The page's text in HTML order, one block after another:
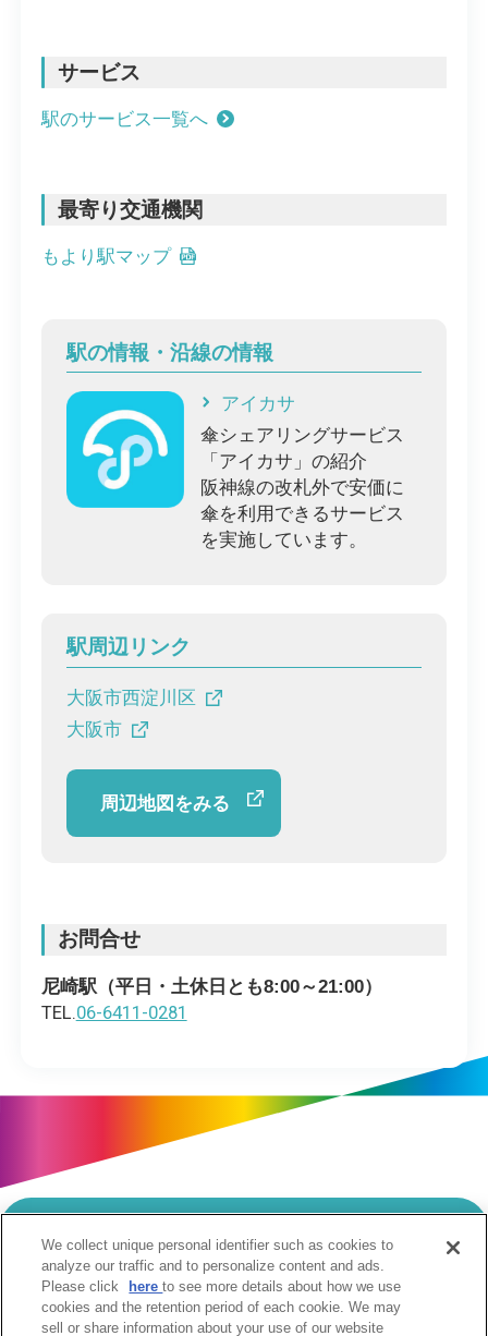
サービス
駅のサービス一覧へ
最寄り交通機関
もより駅マップ
駅の情報・沿線の情報
アイカサ
傘シェアリングサービス
「アイカサ」の紹介
阪神線の改札外で安価に
傘を利用できるサービス
を実施しています。
駅周辺リンク
大阪市西淀川区
大阪市
周辺地図をみる
お問合せ
尼崎駅（平日・土休日とも8:00～21:00）
TEL.06-6411-0281
当サイトのご利用にあたって
個人情報の取扱いについて
Cookie設定について
ソーシャルメディア利用規約
We collect unique personal identifier such as cookies to
analyze our traffic and to personalize content and ads.
Please click
hereto see more details about how we use
cookies and the retention period of each cookie. We may
sell or share information about your use of our website